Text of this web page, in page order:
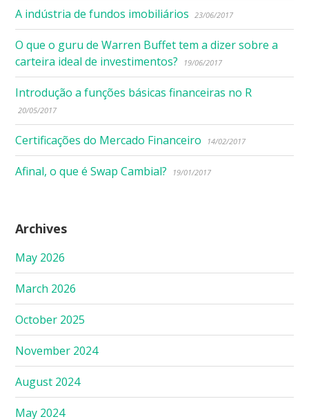
A indústria de fundos imobiliários 23/06/2017
O que o guru de Warren Buffet tem a dizer sobre a
carteira ideal de investimentos?
19/06/2017
Introdução a funções básicas financeiras no R
20/05/2017
Certificações do Mercado Financeiro 14/02/2017
Afinal, o que é Swap Cambial? 19/01/2017
Archives
May 2026
March 2026
October 2025
November 2024
August 2024
May 2024